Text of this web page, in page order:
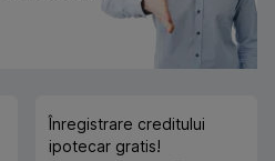
Înregistrare creditului
ipotecar gratis!